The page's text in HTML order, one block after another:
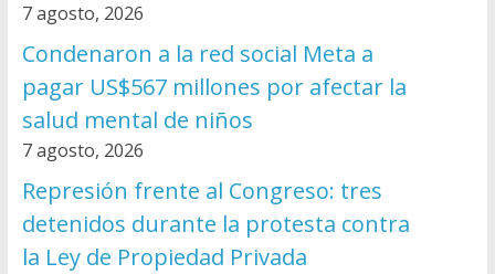
7 agosto, 2026
Condenaron a la red social Meta a
pagar US$567 millones por afectar la
salud mental de niños
7 agosto, 2026
Represión frente al Congreso: tres
detenidos durante la protesta contra
la Ley de Propiedad Privada